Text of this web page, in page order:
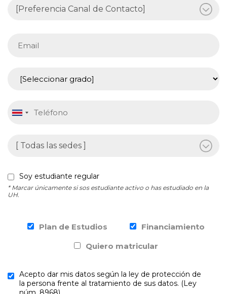
Soy estudiante regular
* Marcar únicamente si sos estudiante activo o has estudiado en la
UH.
Plan de Estudios
Financiamiento
Quiero matricular
Acepto dar mis datos según la ley de protección de
la persona frente al tratamiento de sus datos. (Ley